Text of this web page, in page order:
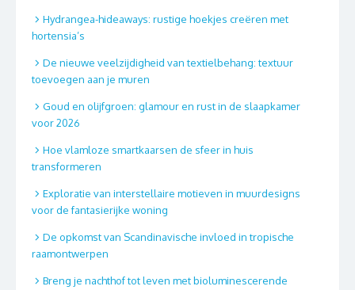
Hydrangea-hideaways: rustige hoekjes creëren met
hortensia’s
De nieuwe veelzijdigheid van textielbehang: textuur
toevoegen aan je muren
Goud en olijfgroen: glamour en rust in de slaapkamer
voor 2026
Hoe vlamloze smartkaarsen de sfeer in huis
transformeren
Exploratie van interstellaire motieven in muurdesigns
voor de fantasierijke woning
De opkomst van Scandinavische invloed in tropische
raamontwerpen
Breng je nachthof tot leven met bioluminescerende